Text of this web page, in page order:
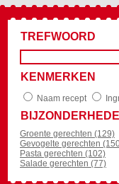
TREFWOORD
KENMERKEN
Naam recept
Groente gerechten (129)
Gevogelte gerechten
Pasta gerechten (102)
Salade gerechten (77)